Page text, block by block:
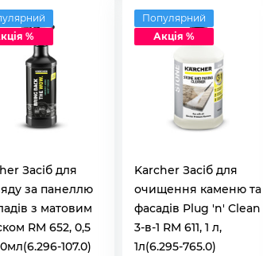
%
Засіб для
за панеллю
з матовим
RM 652, 0,5
107.0)
Популярний
Акція %
Karcher Засіб для
очищення каменю та
фасадів Plug 'n' Clean
3-в-1 RM 611, 1 л,
1л(6.295-765.0)